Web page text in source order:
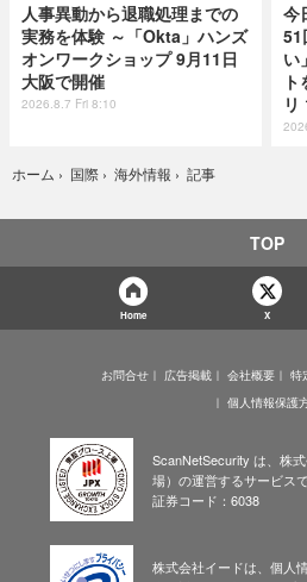
人事異動から退職処理までの
実務を体験 ～「Okta」ハンズ
オンワークショップ 9月11日
大阪で開催
2026.8.7 Fri 8:10
今
51
い
リ
ホーム › 国際 › 海外情報 › 記事
TOP
Home X
お問合せ 広告掲載 会社概要
特
個人情報保護
ScanNetSecurity は、株
場）の運営するサービスで
証券コード：6038
株式会社イードは、個人